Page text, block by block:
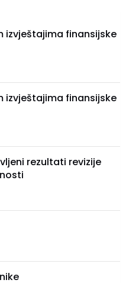
izvještajima finansijske
izvještajima finansijske
rezultati revizije